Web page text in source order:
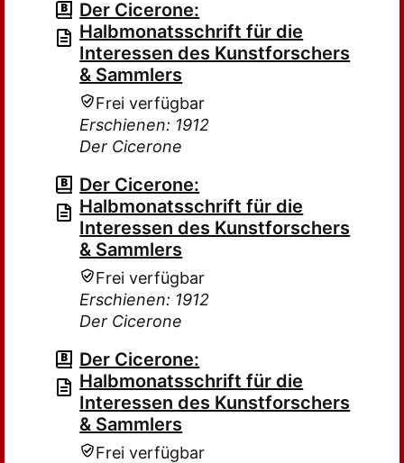
Der Cicerone:
Halbmonatsschrift für die
Interessen des Kunstforschers
& Sammlers
Frei verfügbar
Erschienen: 1912
Der Cicerone
Der Cicerone:
Halbmonatsschrift für die
Interessen des Kunstforschers
& Sammlers
Frei verfügbar
Erschienen: 1912
Der Cicerone
Der Cicerone:
Halbmonatsschrift für die
Interessen des Kunstforschers
& Sammlers
Frei verfügbar